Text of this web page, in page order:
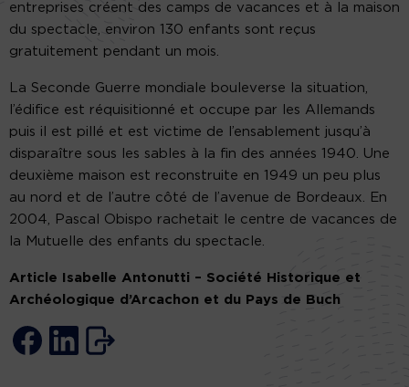
entreprises créent des camps de vacances et à la maison
du spectacle, environ 130 enfants sont reçus
gratuitement pendant un mois.
La Seconde Guerre mondiale bouleverse la situation,
l’édifice est réquisitionné et occupe par les Allemands
puis il est pillé et est victime de l’ensablement jusqu’à
disparaître sous les sables à la fin des années 1940. Une
deuxième maison est reconstruite en 1949 un peu plus
au nord et de l’autre côté de l’avenue de Bordeaux. En
2004, Pascal Obispo rachetait le centre de vacances de
la Mutuelle des enfants du spectacle.
Article Isabelle Antonutti – Société Historique et
Archéologique d’Arcachon et du Pays de Buch